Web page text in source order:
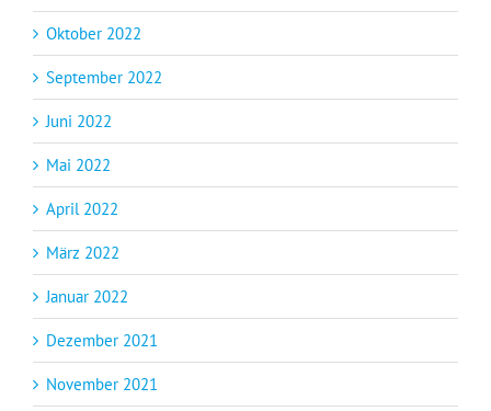
Oktober 2022
September 2022
Juni 2022
Mai 2022
April 2022
März 2022
Januar 2022
Dezember 2021
November 2021